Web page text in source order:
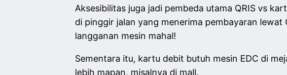
Aksesibilitas juga jadi pembeda utama QRIS vs
di pinggir jalan yang menerima pembayaran lewat
langganan mesin mahal!
Sementara itu, kartu debit butuh mesin EDC di
lebih mapan, misalnya di mall.